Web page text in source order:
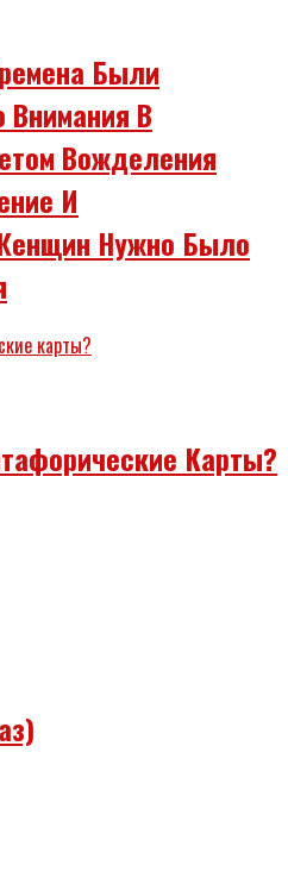
Были
Внимания В
Вожделения
И
Нужно Было
Карты?